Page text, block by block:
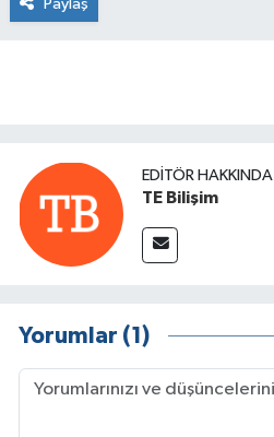
Paylaş
EDITÖR HAKKINDA
TE Bilişim
Yorumlar (1)